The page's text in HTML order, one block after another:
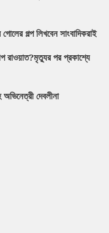
গল্প লিখবেন সাংবাদিকরাই
রাওয়াত?মৃত্যুর পর প্রকাশ্যে
দেবলীনা